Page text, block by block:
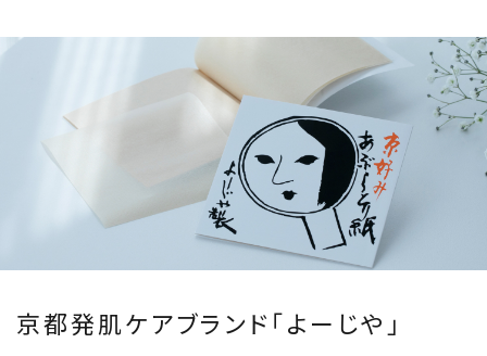
京都発肌ケアブランド「よーじや」